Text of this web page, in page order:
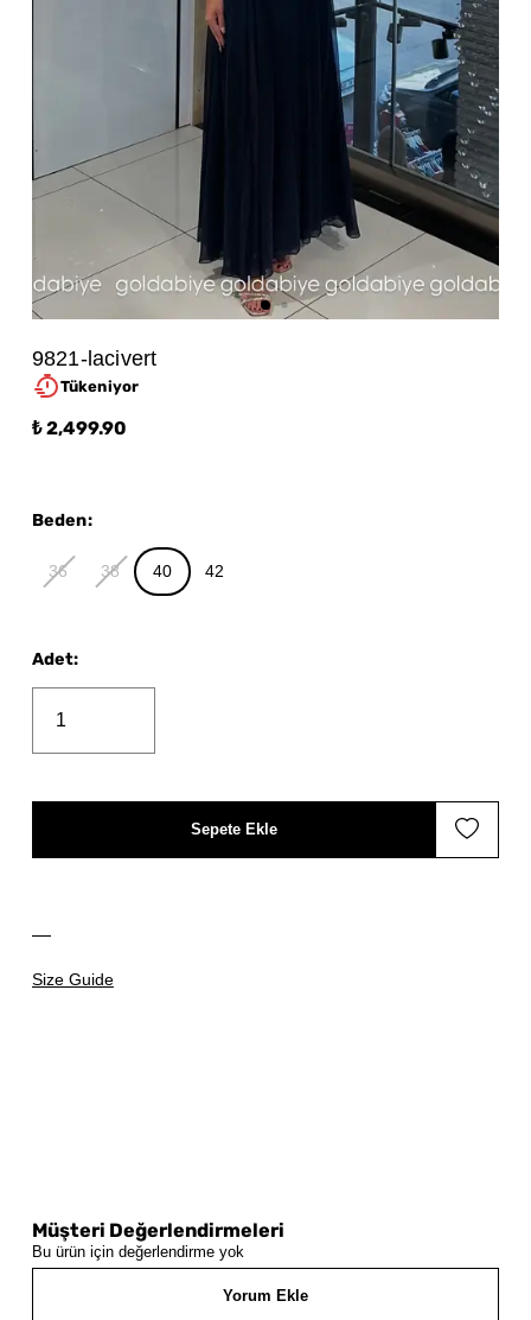
9821-lacivert
Tükeniyor
₺ 2,499.90
Size Guide
Beden:
36 38 40 42
Adet:
Sepete Ekle
Müşteri Değerlendirmeleri
Bu ürün için değerlendirme yok
Yorum Ekle